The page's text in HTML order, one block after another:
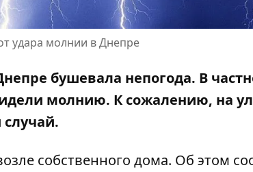
удара молнии в Днепре
бушевала непогода. В
молнию. К сожалению, на
собственного дома. Об этом